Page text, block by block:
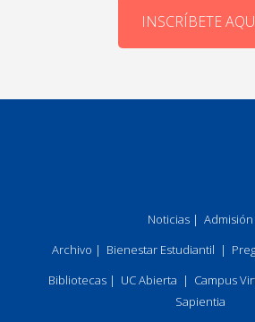
INSCRÍBETE
Noticias | Admisión
Archivo | Bienestar Estudiantil |
Bibliotecas| UC Abierta | Campus
Sapientia